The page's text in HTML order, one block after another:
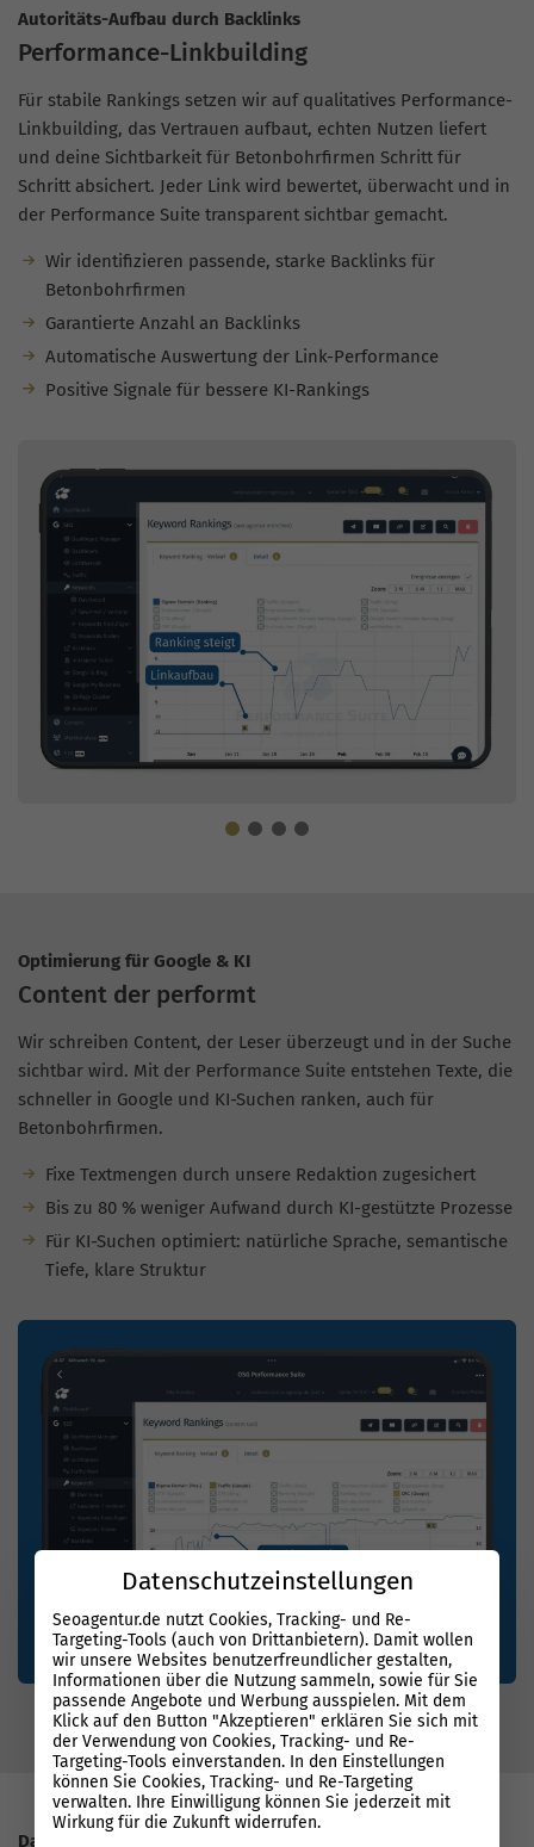
Autoritäts-Aufbau durch Backlinks
Performance-Linkbuilding
Für stabile Rankings setzen wir auf qualitatives Performance-
Linkbuilding, das Vertrauen aufbaut, echten Nutzen liefert
und deine Sichtbarkeit für Betonbohrfirmen Schritt für
Schritt absichert. Jeder Link wird bewertet, überwacht und in
der Performance Suite transparent sichtbar gemacht.
Wir identifizieren passende, starke Backlinks für
Betonbohrfirmen
Garantierte Anzahl an Backlinks
Automatische Auswertung der Link-Performance
Positive Signale für bessere KI-Rankings
Optimierung für Google & KI
Content der performt
Wir schreiben Content, der Leser überzeugt und in der Suche
sichtbar wird. Mit der Performance Suite entstehen Texte, die
schneller in Google und KI-Suchen ranken, auch für
Betonbohrfirmen.
Fixe Textmengen durch unsere Redaktion zugesichert
Bis zu 80 % weniger Aufwand durch KI-gestützte Prozesse
Für KI-Suchen optimiert: natürliche Sprache, semantische
Tiefe, klare Struktur
Datenbasierter Erfolg mit System
Datenschutzeinstellungen
Seoagentur.de nutzt Cookies, Tracking- und Re-
Targeting-Tools (auch von Drittanbietern). Damit wollen
wir unsere Websites benutzerfreundlicher gestalten,
Informationen über die Nutzung sammeln, sowie für Sie
passende Angebote und Werbung ausspielen. Mit dem
Klick auf den Button "Akzeptieren" erklären Sie sich mit
der Verwendung von Cookies, Tracking- und Re-
Targeting-Tools einverstanden. In den Einstellungen
können Sie Cookies, Tracking- und Re-Targeting
verwalten. Ihre Einwilligung können Sie jederzeit mit
Wirkung für die Zukunft widerrufen.